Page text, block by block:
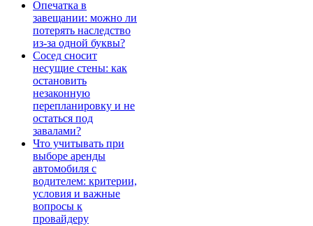
Опечатка в
завещании: можно ли
потерять наследство
из-за одной буквы?
Сосед сносит
несущие стены: как
остановить
незаконную
перепланировку и не
остаться под
завалами?
Что учитывать при
выборе аренды
автомобиля с
водителем: критерии,
условия и важные
вопросы к
провайдеру